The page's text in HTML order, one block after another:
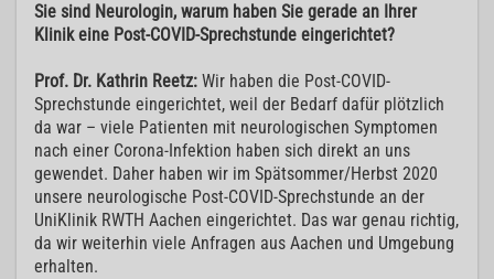
Sie sind Neurologin, warum haben Sie gerade an Ihrer
Klinik eine Post-COVID-Sprechstunde eingerichtet?
Prof. Dr. Kathrin Reetz: Wir haben die Post-COVID-
Sprechstunde eingerichtet, weil der Bedarf dafür plötzlich
da war – viele Patienten mit neurologischen Symptomen
nach einer Corona-Infektion haben sich direkt an uns
gewendet. Daher haben wir im Spätsommer/Herbst 2020
unsere neurologische Post-COVID-Sprechstunde an der
UniKlinik RWTH Aachen eingerichtet. Das war genau richtig,
da wir weiterhin viele Anfragen aus Aachen und Umgebung
erhalten.